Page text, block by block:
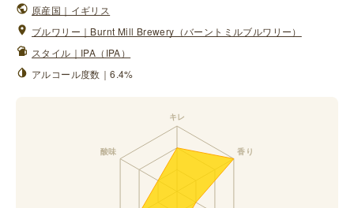
原産国｜イギリス
ブルワリー｜Burnt Mill Brewery（バーントミルブルワリー）
スタイル｜IPA（IPA）
アルコール度数｜6.4%